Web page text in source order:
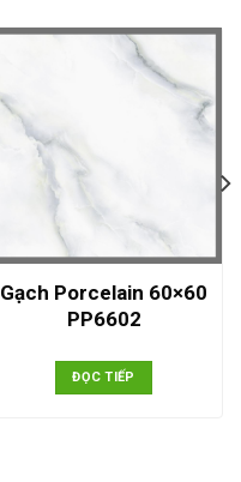
Gạch Porcelain 60×60
PP6602
ĐỌC TIẾP